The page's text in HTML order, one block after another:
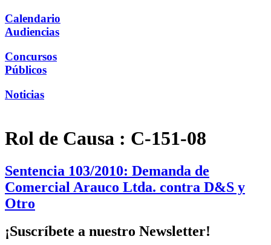
Calendario
Audiencias
Concursos
Públicos
Noticias
Rol de Causa : C-151-08
Sentencia 103/2010: Demanda de
Comercial Arauco Ltda. contra D&S y
Otro
¡Suscríbete a nuestro Newsletter!